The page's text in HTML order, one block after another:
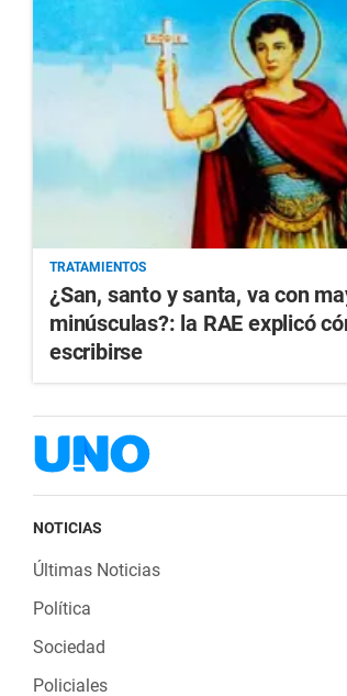
TRATAMIENTOS
¿San, santo y santa, va con
minúsculas?: la RAE explicó
escribirse
NOTICIAS
Últimas Noticias
Política
Sociedad
Policiales